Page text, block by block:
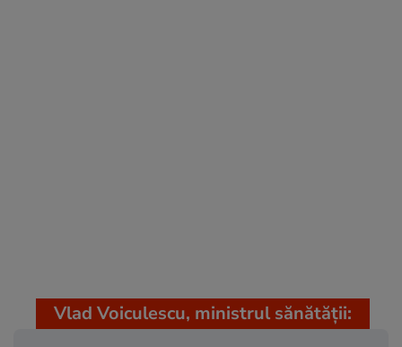
Vlad Voiculescu, ministrul sănătății: